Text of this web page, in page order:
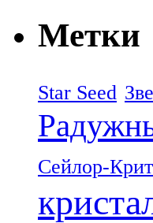
Метки
Star Seed
Сейлор-